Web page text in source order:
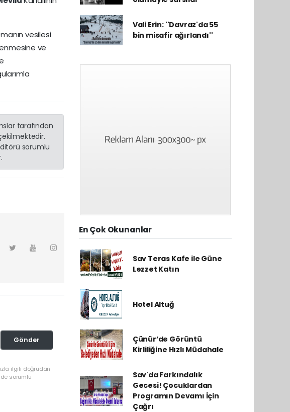
vesilesi
ve
tarafından
sorumlu
Gönder
ilgili doğrudan
sorumlu
Vali Erin: ''Davraz'da 55
bin misafir ağırlandı''
En Çok Okunanlar
Sav Teras Kafe ile Güne
Lezzet Katın
Hotel Altuğ
Çünür’de Görüntü
Kirliliğine Hızlı Müdahale
Sav'da Farkındalık
Gecesi! Çocuklardan
Programın Devamı İçin
Çağrı